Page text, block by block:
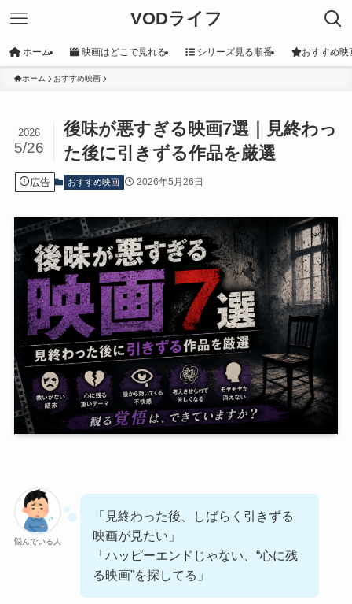
VODライフ
ホーム 映画はどこで見れる シリーズ見る順番 おすすめ映
ホーム おすすめ映画
後味が悪すぎる映画7選｜見終わっ
た後に引きずる作品を厳選
2026
5/26
広告 おすすめ映画 2026年5月26日
悩んでいる人
「見終わった後、しばらく引きずる
映画が見たい」
「ハッピーエンドじゃない、“心に残
る映画”を探してる」